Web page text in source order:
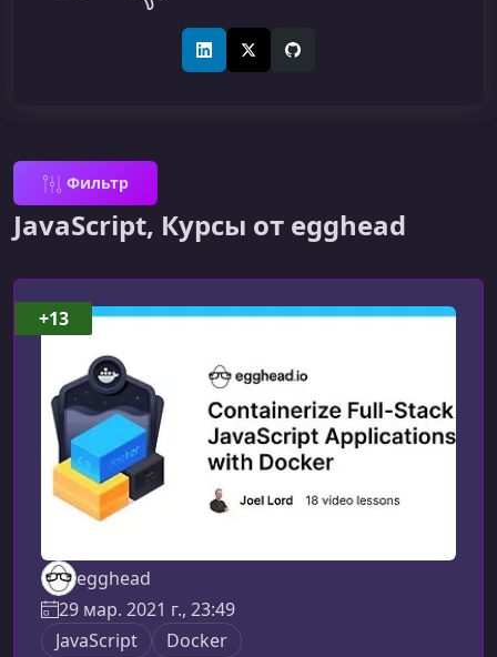
LinkedInX (Twitter)GitHub
Фильтр
JavaScript, Курсы от egghead
egghead
29 мар. 2021 г., 23:49
JavaScript
Docker
+13